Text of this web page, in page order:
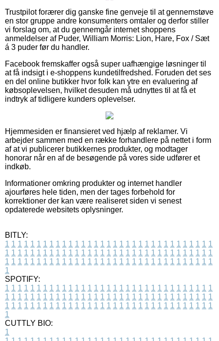
Trustpilot forærer dig ganske fine genveje til at gennemstøve
en stor gruppe andre konsumenters omtaler og derfor stiller
vi forslag om, at du gennemgår internet shoppens
anmeldelser af Puder, William Morris: Lion, Hare, Fox / Sæt
á 3 puder før du handler.
Facebook fremskaffer også super uafhængige løsninger til
at få indsigt i e-shoppens kundetilfredshed. Foruden det ses
en del online butikker hvor folk kan ytre en evaluering af
købsoplevelsen, hvilket desuden må udnyttes til at få et
indtryk af tidligere kunders oplevelser.
Hjemmesiden er finansieret ved hjælp af reklamer. Vi
arbejder sammen med en række forhandlere på nettet i form
af at vi publicerer butikkernes produkter, og modtager
honorar når en af de besøgende på vores side udfører et
indkøb.
Informationer omkring produkter og internet handler
ajourføres hele tiden, men der tages forbehold for
korrektioner der kan være realiseret siden vi senest
opdaterede websitets oplysninger.
BITLY:
1 1 1 1 1 1 1 1 1 1 1 1 1 1 1 1 1 1 1 1 1 1 1 1 1 1 1 1 1 1 1 1 1
1 1 1 1 1 1 1 1 1 1 1 1 1 1 1 1 1 1 1 1 1 1 1 1 1 1 1 1 1 1 1 1 1
1 1 1 1 1 1 1 1 1 1 1 1 1 1 1 1 1 1 1 1 1 1 1 1 1 1 1 1 1 1 1 1 1
1
SPOTIFY:
1 1 1 1 1 1 1 1 1 1 1 1 1 1 1 1 1 1 1 1 1 1 1 1 1 1 1 1 1 1 1 1 1
1 1 1 1 1 1 1 1 1 1 1 1 1 1 1 1 1 1 1 1 1 1 1 1 1 1 1 1 1 1 1 1 1
1 1 1 1 1 1 1 1 1 1 1 1 1 1 1 1 1 1 1 1 1 1 1 1 1 1 1 1 1 1 1 1 1
1
CUTTLY BIO:
1